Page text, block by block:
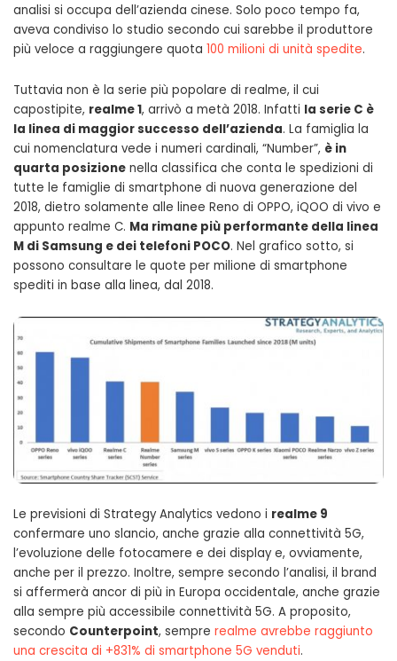
analisi si occupa dell’azienda cinese. Solo poco tempo fa,
aveva condiviso lo studio secondo cui sarebbe il produttore
più veloce a raggiungere quota 100 milioni di unità spedite.
Tuttavia non è la serie più popolare di realme, il cui
capostipite, realme 1, arrivò a metà 2018. Infatti la serie C è
la linea di maggior successo dell’azienda. La famiglia la
cui nomenclatura vede i numeri cardinali, “Number”, è in
quarta posizione nella classifica che conta le spedizioni di
tutte le famiglie di smartphone di nuova generazione del
2018, dietro solamente alle linee Reno di OPPO, iQOO di vivo e
appunto realme C. Ma rimane più performante della linea
M di Samsung e dei telefoni POCO. Nel grafico sotto, si
possono consultare le quote per milione di smartphone
spediti in base alla linea, dal 2018.
Le previsioni di Strategy Analytics vedono i realme 9
confermare uno slancio, anche grazie alla connettività 5G,
l’evoluzione delle fotocamere e dei display e, ovviamente,
anche per il prezzo. Inoltre, sempre secondo l’analisi, il brand
si affermerà ancor di più in Europa occidentale, anche grazie
alla sempre più accessibile connettività 5G. A proposito,
secondo Counterpoint, sempre realme avrebbe raggiunto
una crescita di +831% di smartphone 5G venduti.